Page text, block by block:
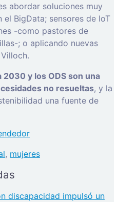
abordar soluciones muy
BigData; sensores de IoT
-como pastores de
; o aplicando nuevas
2030 y los ODS son una
no resueltas, y la
una fuente de
, mujeres
discapacidad impulsó un